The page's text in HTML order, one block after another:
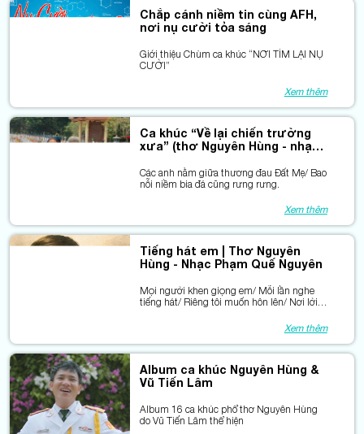
Việt.
Chắp cánh niềm tin cùng AFH,
nơi nụ cười tỏa sáng
Giới thiệu Chùm ca khúc “NƠI TÌM LẠI NỤ
CƯỜI”
Xem thêm
Ca khúc “Về lại chiến trường
xưa” (thơ Nguyên Hùng - nhạc
Tiến Lâm)
Các anh nằm giữa thương đau Đất Mẹ/ Bao
nỗi niềm bia đá cũng rưng rưng.
Xem thêm
Tiếng hát em | Thơ Nguyên
Hùng - Nhạc Phạm Quế Nguyên
Mọi người khen giọng em/ Mỗi lần nghe
tiếng hát/ Riêng tôi muốn hôn lên/ Nơi lời
Xem thêm
Album ca khúc Nguyên Hùng &
Vũ Tiến Lâm
Album 16 ca khúc phổ thơ Nguyên Hùng
do Vũ Tiến Lâm thể hiện